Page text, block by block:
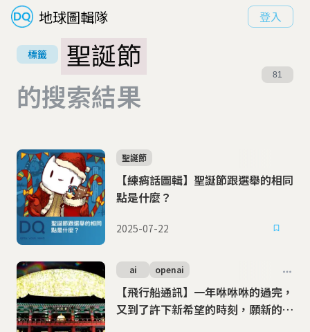
地球圖輯隊 登入
標籤
聖誕節
的搜索結果
81
【練痟話圖輯】聖誕節跟選舉的相同
點是什麼？
聖誕節
2025-07-22
【飛行船通訊】一年咻咻咻的過完，
又到了許下新希望的時刻，願新的一
ai openai